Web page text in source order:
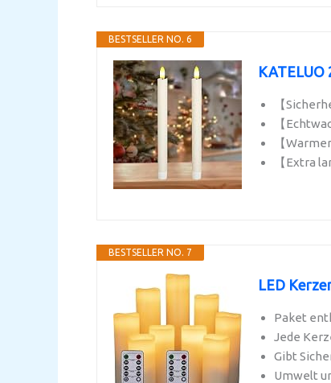
BESTSELLER NO. 6
KATELUO
【
【
【
【Extra
BESTSELLER NO. 7
LED
Paket
Jede
Gibt
Umwelt